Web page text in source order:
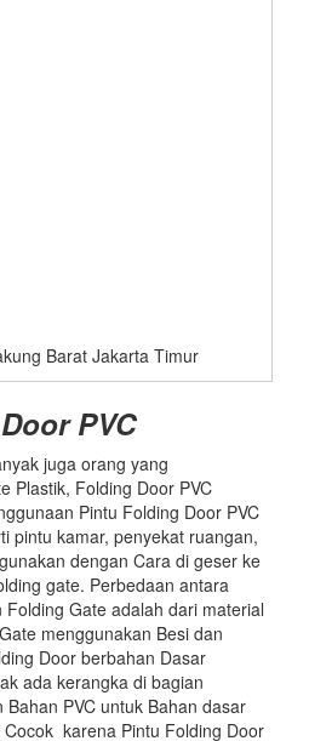
Barat Jakarta Timur
PVC
juga orang yang
Plastik, Folding Door PVC
Pintu Folding Door PVC
pintu kamar, penyekat ruangan,
dengan Cara di geser ke
gate. Perbedaan antara
Folding Gate adalah dari material
menggunakan Besi dan
Door berbahan Dasar
ada kerangka di bagian
PVC untuk Bahan dasar
karena Pintu Folding Door